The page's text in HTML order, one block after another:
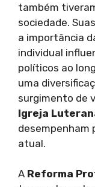
também
sociedade.
a importância
individual
políticos ao
uma
surgimento de
Igreja
desempenham
atual.
A Reforma